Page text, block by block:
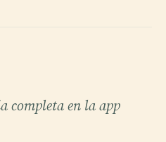
completa en la app